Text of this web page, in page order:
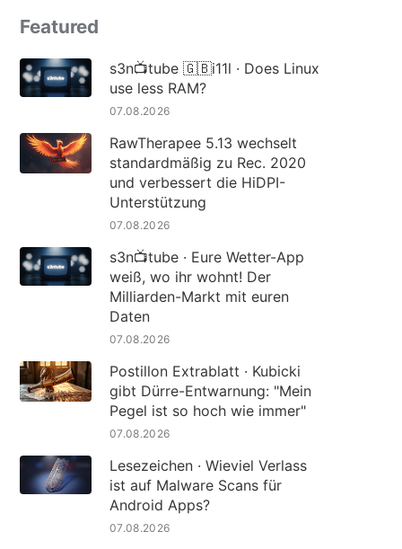
Featured
s3n📺tube 🇬🇧i11l · Does Linux
use less RAM?
07.08.2026
RawTherapee 5.13 wechselt
standardmäßig zu Rec. 2020
und verbessert die HiDPI-
Unterstützung
07.08.2026
s3n📺tube · Eure Wetter-App
weiß, wo ihr wohnt! Der
Milliarden-Markt mit euren
Daten
07.08.2026
Postillon Extrablatt · Kubicki
gibt Dürre-Entwarnung: "Mein
Pegel ist so hoch wie immer"
07.08.2026
Lesezeichen · Wieviel Verlass
ist auf Malware Scans für
Android Apps?
07.08.2026